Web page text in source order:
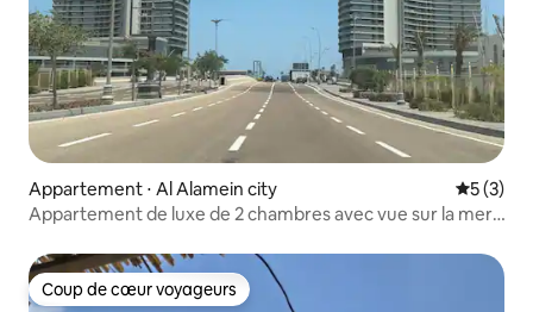
Appartement ⋅ Al Alamein city
5 (3)
Appartement de luxe de 2 chambres avec vue sur la mer,
Coup de cœur voyageurs
Coup de cœur voyageurs